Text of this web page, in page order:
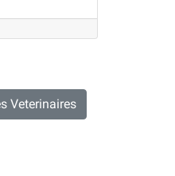
Veterinaires